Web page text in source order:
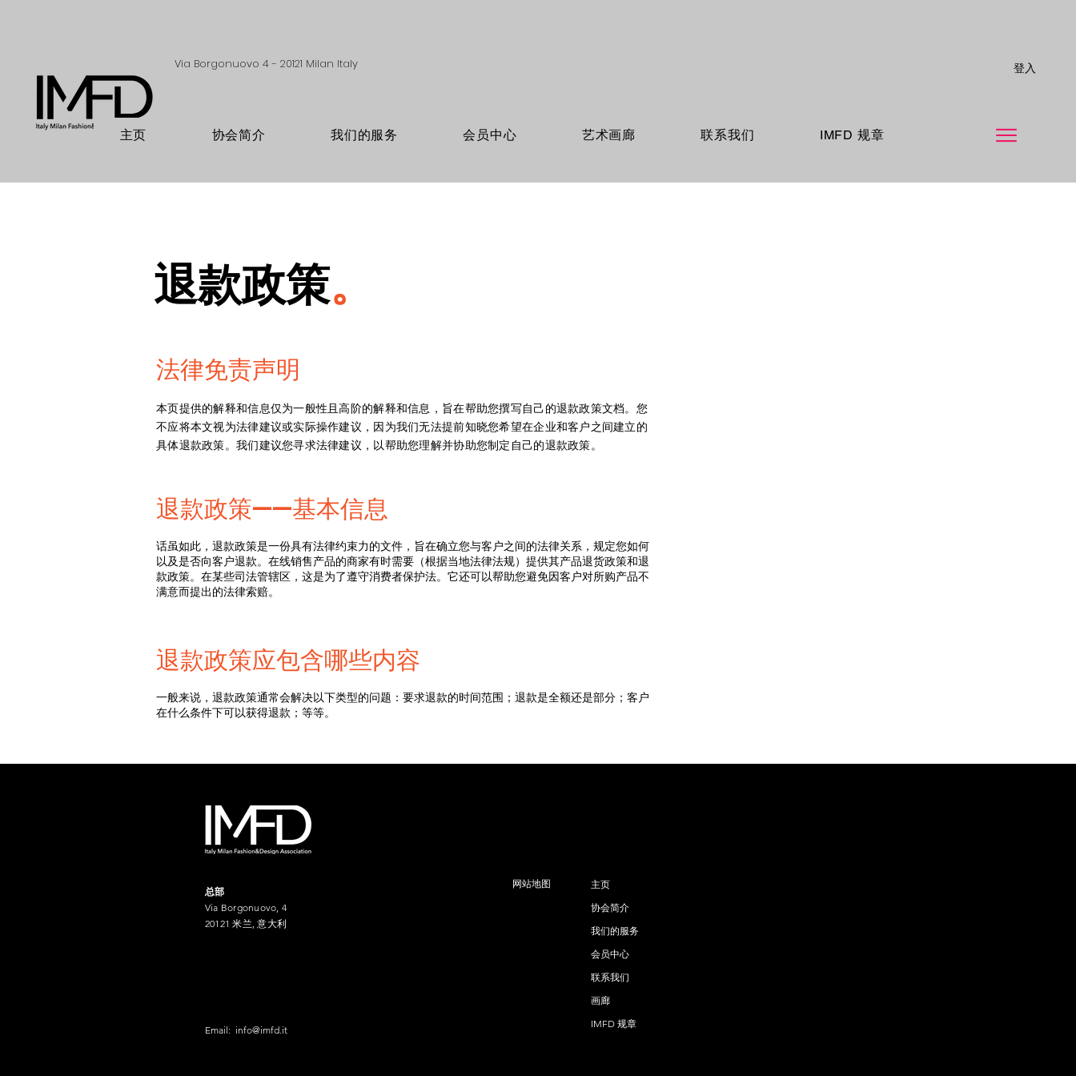
Via Borgonuovo 4 - 20121 Milan Italy
主页 协会简介 我们的服务 会员中心 艺术画廊 联系我们 IMFD 规章
登入
退款政策。
法律免责声明
本页提供的解释和信息仅为一般性且高阶的解释和信息，旨在帮助您撰写自己的退款政策文档。您
不应将本文视为法律建议或实际操作建议，因为我们无法提前知晓您希望在企业和客户之间建立的
具体退款政策。我们建议您寻求法律建议，以帮助您理解并协助您制定自己的退款政策。
退款政策——基本信息
话虽如此，退款政策是一份具有法律约束力的文件，旨在确立您与客户之间的法律关系，规定您如何
以及是否向客户退款。在线销售产品的商家有时需要（根据当地法律法规）提供其产品退货政策和退
款政策。在某些司法管辖区，这是为了遵守消费者保护法。它还可以帮助您避免因客户对所购产品不
满意而提出的法律索赔。
退款政策应包含哪些内容
一般来说，退款政策通常会解决以下类型的问题：要求退款的时间范围；退款是全额还是部分；客户
在什么条件下可以获得退款；等等。
总部
Via Borgonuovo, 4
20121 米兰, 意大利
Email: info@imfd.it
网站地图
主页
协会简介
我们的服务
会员中心
联系我们
画廊
IMFD 规章